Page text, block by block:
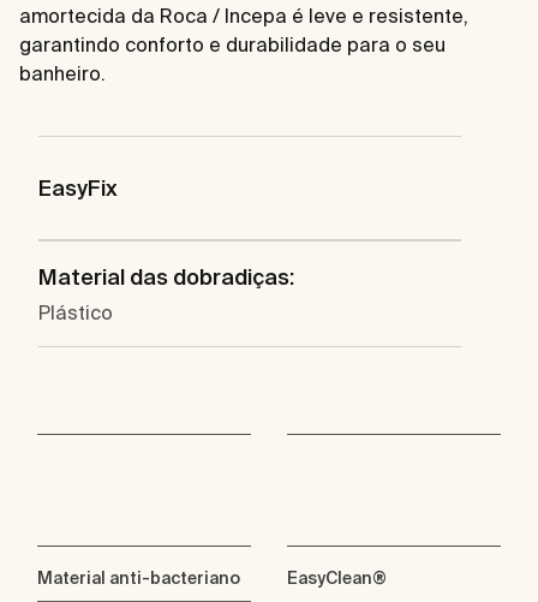
amortecida da Roca / Incepa é leve e resistente,
garantindo conforto e durabilidade para o seu
banheiro.
EasyFix
Material das dobradiças:
Plástico
Material anti-bacteriano EasyClean®